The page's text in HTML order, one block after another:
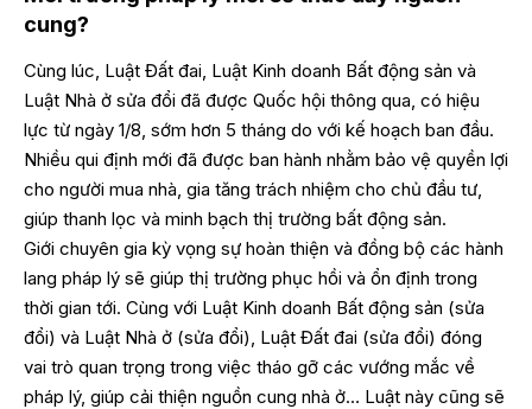
cung?
Cùng lúc, Luật Đất đai, Luật Kinh doanh Bất động sản và
Luật Nhà ở sửa đổi đã được Quốc hội thông qua, có hiệu
lực từ ngày 1/8, sớm hơn 5 tháng do với kế hoạch ban đầu.
Nhiều qui định mới đã được ban hành nhằm bảo vệ quyền lợi
cho người mua nhà, gia tăng trách nhiệm cho chủ đầu tư,
giúp thanh lọc và minh bạch thị trường bất động sản.
Giới chuyên gia kỳ vọng sự hoàn thiện và đồng bộ các hành
lang pháp lý sẽ giúp thị trường phục hồi và ổn định trong
thời gian tới. Cùng với Luật Kinh doanh Bất động sản (sửa
đổi) và Luật Nhà ở (sửa đổi), Luật Đất đai (sửa đổi) đóng
vai trò quan trọng trong việc tháo gỡ các vướng mắc về
pháp lý, giúp cải thiện nguồn cung nhà ở… Luật này cũng sẽ